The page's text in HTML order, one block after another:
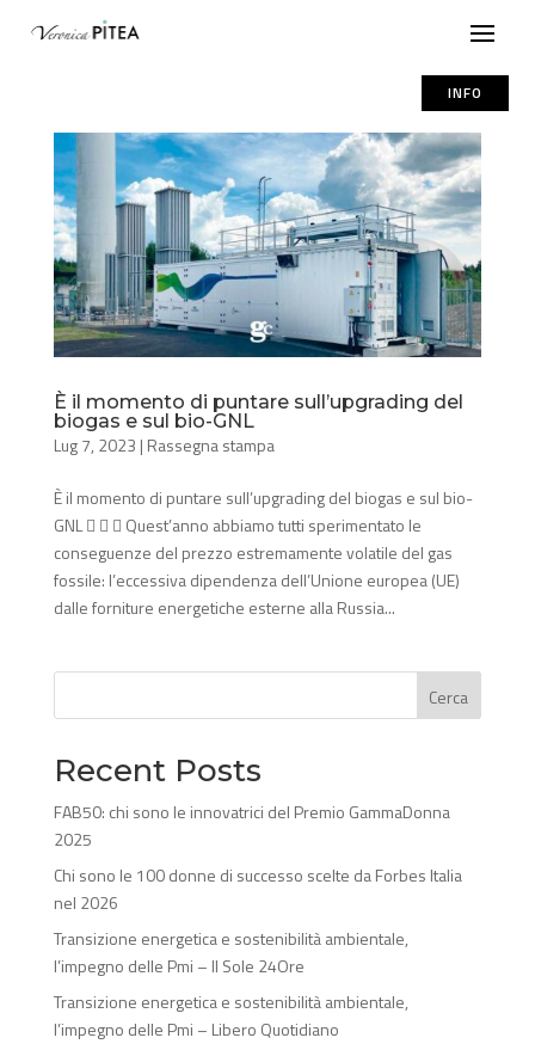
INFO
È il momento di puntare sull’upgrading del
biogas e sul bio-GNL
Lug 7, 2023 | Rassegna stampa
È il momento di puntare sull’upgrading del biogas e sul bio-
GNL    Quest’anno abbiamo tutti sperimentato le
conseguenze del prezzo estremamente volatile del gas
fossile: l’eccessiva dipendenza dell’Unione europea (UE)
dalle forniture energetiche esterne alla Russia...
Cerca
Recent Posts
FAB50: chi sono le innovatrici del Premio GammaDonna
2025
Chi sono le 100 donne di successo scelte da Forbes Italia
nel 2026
Transizione energetica e sostenibilità ambientale,
l’impegno delle Pmi – Il Sole 24Ore
Transizione energetica e sostenibilità ambientale,
l’impegno delle Pmi – Libero Quotidiano